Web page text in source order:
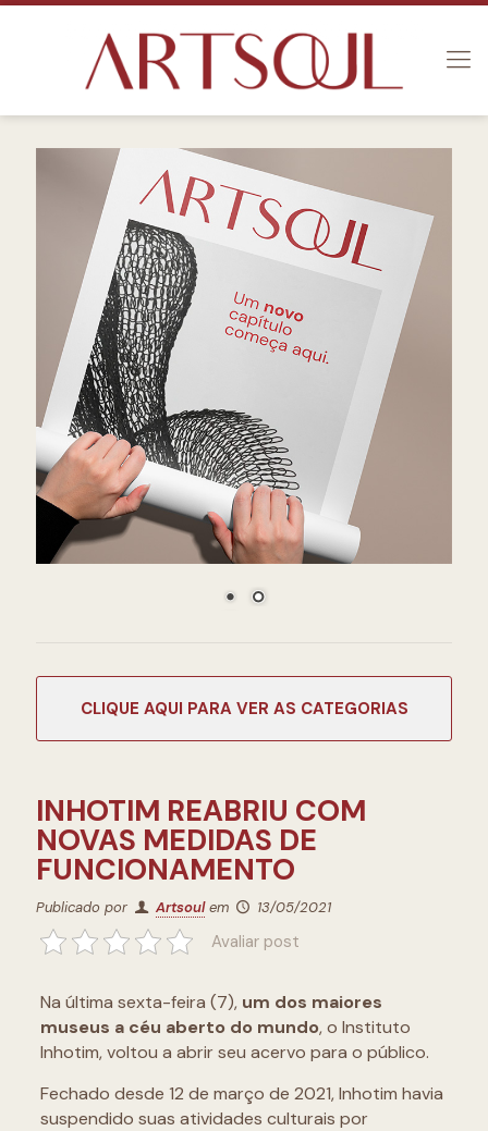
INHOTIM REABRIU COM
NOVAS MEDIDAS DE
FUNCIONAMENTO
Publicado por Artsoul em 13/05/2021
Avaliar post
Na última sexta-feira (7), um dos maiores
museus a céu aberto do mundo, o Instituto
Inhotim, voltou a abrir seu acervo para o público.
Fechado desde 12 de março de 2021, Inhotim havia
suspendido suas atividades culturais por
CATEGORIAS